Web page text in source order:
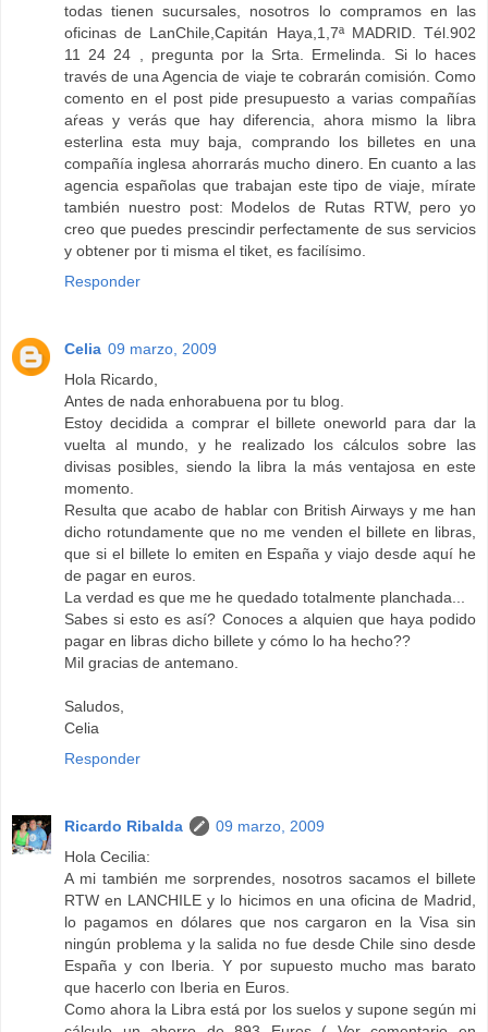
todas tienen sucursales, nosotros lo compramos en las
oficinas de LanChile,Capitán Haya,1,7ª MADRID. Tél.902
11 24 24 , pregunta por la Srta. Ermelinda. Si lo haces
través de una Agencia de viaje te cobrarán comisión. Como
comento en el post pide presupuesto a varias compañías
aŕeas y verás que hay diferencia, ahora mismo la libra
esterlina esta muy baja, comprando los billetes en una
compañía inglesa ahorrarás mucho dinero. En cuanto a las
agencia españolas que trabajan este tipo de viaje, mírate
también nuestro post: Modelos de Rutas RTW, pero yo
creo que puedes prescindir perfectamente de sus servicios
y obtener por ti misma el tiket, es facilísimo.
Responder
Celia 09 marzo, 2009
Hola Ricardo,
Antes de nada enhorabuena por tu blog.
Estoy decidida a comprar el billete oneworld para dar la
vuelta al mundo, y he realizado los cálculos sobre las
divisas posibles, siendo la libra la más ventajosa en este
momento.
Resulta que acabo de hablar con British Airways y me han
dicho rotundamente que no me venden el billete en libras,
que si el billete lo emiten en España y viajo desde aquí he
de pagar en euros.
La verdad es que me he quedado totalmente planchada...
Sabes si esto es así? Conoces a alquien que haya podido
pagar en libras dicho billete y cómo lo ha hecho??
Mil gracias de antemano.
Saludos,
Celia
Responder
Ricardo Ribalda
09 marzo, 2009
Hola Cecilia:
A mi también me sorprendes, nosotros sacamos el billete
RTW en LANCHILE y lo hicimos en una oficina de Madrid,
lo pagamos en dólares que nos cargaron en la Visa sin
ningún problema y la salida no fue desde Chile sino desde
España y con Iberia. Y por supuesto mucho mas barato
que hacerlo con Iberia en Euros.
Como ahora la Libra está por los suelos y supone según mi